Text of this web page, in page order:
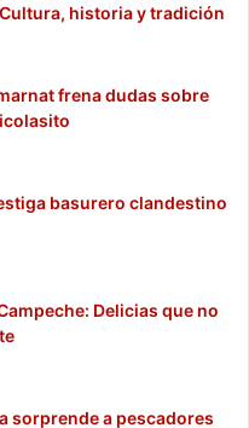
historia y tradición
frena dudas sobre
basurero clandestino
Delicias que no
sorprende a pescadores